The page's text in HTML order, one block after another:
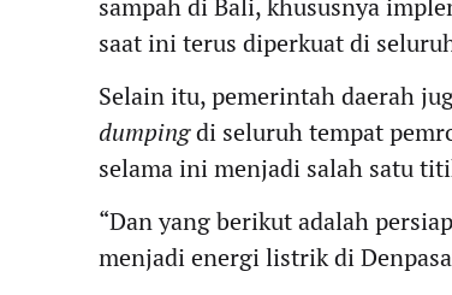
saat ini terus diperkuat di
Selain itu, pemerintah daerah
dumpingdi seluruh tempat
selama ini menjadi salah satu
“Dan yang berikut adalah
menjadi energi listrik di